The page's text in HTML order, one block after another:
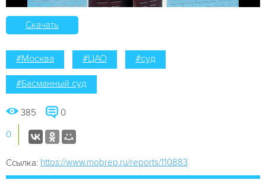
Скачать
#Москва #ЦАО #суд
#Басманный суд
385 0
0
Ссылка: https://www.mobrep.ru/reports/110883